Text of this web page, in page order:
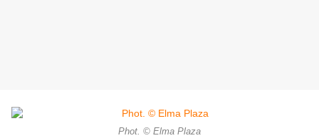
Phot. © Elma Plaza